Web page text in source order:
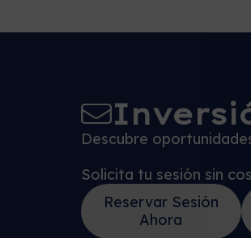
Descubre
Solicita tu sesión sin
Reservar Sesión
Ahora